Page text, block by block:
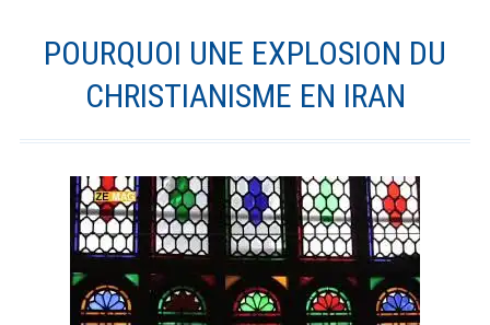
POURQUOI UNE EXPLOSION DU
CHRISTIANISME EN IRAN